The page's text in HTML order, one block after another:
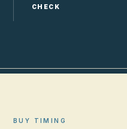
CHECK
BUY TIMING